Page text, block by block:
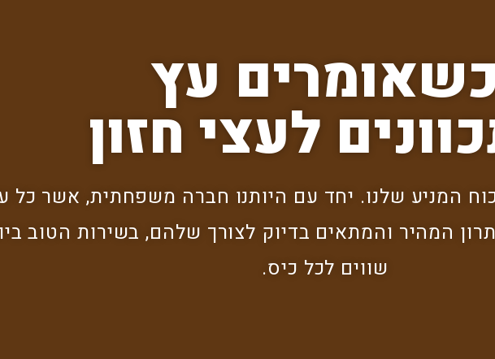
כשאומרים עץ
לעצי חזון
המניע שלנו. יחד עם היותנו חברה משפחתית, אשר כל
המהיר והמתאים בדיוק לצורך שלהם, בשירות הטוב
שווים לכל כיס.